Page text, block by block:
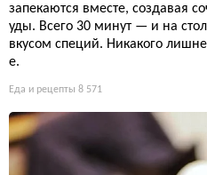
запекаются вместе, создавая
уды. Всего 30 минут — и на
вкусом специй. Никакого
е.
Еда и рецепты 8 571